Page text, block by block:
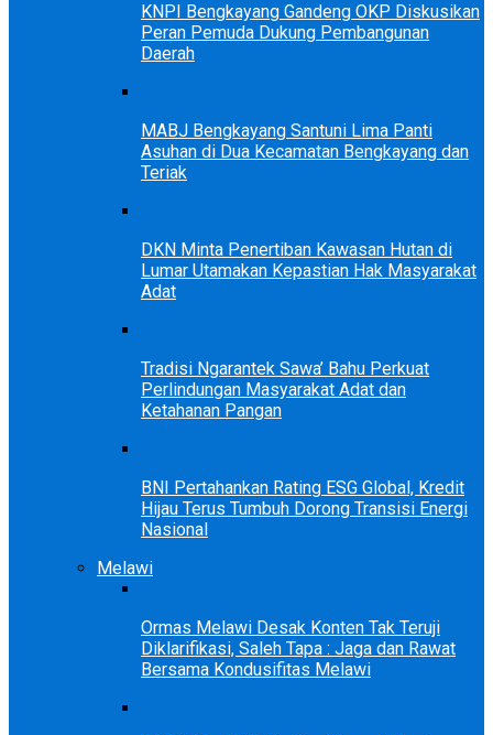
KNPI Bengkayang Gandeng OKP Diskusikan
Peran Pemuda Dukung Pembangunan
Daerah
MABJ Bengkayang Santuni Lima Panti
Asuhan di Dua Kecamatan Bengkayang dan
Teriak
DKN Minta Penertiban Kawasan Hutan di
Lumar Utamakan Kepastian Hak Masyarakat
Adat
Tradisi Ngarantek Sawa’ Bahu Perkuat
Perlindungan Masyarakat Adat dan
Ketahanan Pangan
BNI Pertahankan Rating ESG Global, Kredit
Hijau Terus Tumbuh Dorong Transisi Energi
Nasional
Melawi
Ormas Melawi Desak Konten Tak Teruji
Diklarifikasi, Saleh Tapa : Jaga dan Rawat
Bersama Kondusifitas Melawi